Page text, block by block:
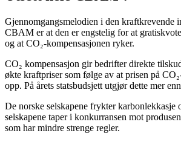
Gjennomgangsmelodien i den kraftkrevende
CBAM er at den er engstelig for at
og at CO₂-kompensasjonen ryker.
CO₂ kompensasjon gir bedrifter direkte
økte kraftpriser som følge av at prisen på
opp. På årets statsbudsjett utgjør dette mer
De norske selskapene frykter karbonlekkasje
selskapene taper i konkurransen mot
som har mindre strenge regler.